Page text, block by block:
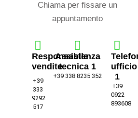
Chiama per fissare un
appuntamento
Responsabile
vendite
+39
333
9292
517
Assistenza
tecnica 1
+39 338 8235 352
ufficio
1
+39
0922
893608